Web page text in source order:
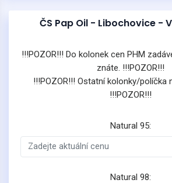
ČS Pap Oil - Libochovice -
!!!POZOR!!! Do kolonek cen PHM
znáte. !!!POZOR!!!
!!!POZOR!!! Ostatní kolonky/políčka
!!!POZOR!!!
Natural 95:
Natural 98: